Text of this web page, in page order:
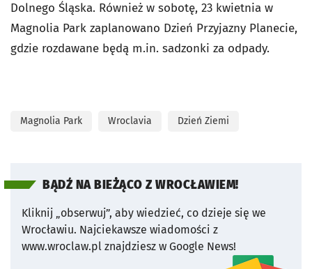
Dolnego Śląska. Również w sobotę, 23 kwietnia w
Magnolia Park zaplanowano Dzień Przyjazny Planecie,
gdzie rozdawane będą m.in. sadzonki za odpady.
Magnolia Park Wroclavia Dzień Ziemi
BĄDŹ NA BIEŻĄCO Z WROCŁAWIEM!
Kliknij „obserwuj”, aby wiedzieć, co dzieje się we
Wrocławiu. Najciekawsze wiadomości z
www.wroclaw.pl znajdziesz w Google News!